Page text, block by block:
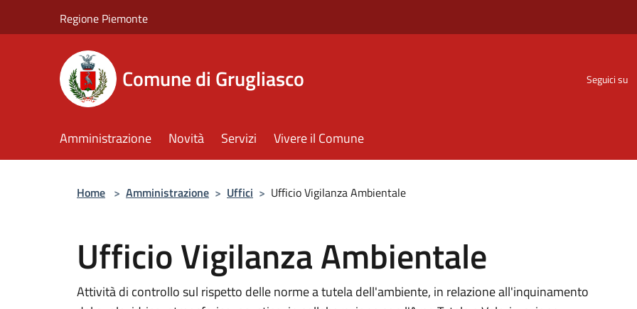
Regione Piemonte
Comune di Grugliasco Seguici su
Amministrazione Novità Servizi Vivere il Comune
Home > Amministrazione > Uffici > Ufficio Vigilanza Ambientale
Ufficio Vigilanza Ambientale
Attività di controllo sul rispetto delle norme a tutela dell'ambiente, in relazione all'inquinamento